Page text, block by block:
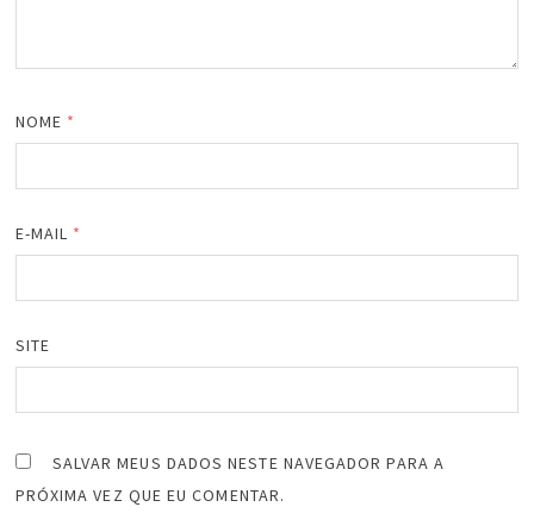
NOME *
E-MAIL *
SITE
SALVAR MEUS DADOS NESTE NAVEGADOR PARA A
PRÓXIMA VEZ QUE EU COMENTAR.